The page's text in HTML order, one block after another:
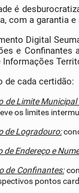
é
com a garantia
Digital
e Confinantes
Informações
de cada certidão:
de Limite Municipal
os limites
de Logradouro:
de Endereço e
de Confinantes:
pontos